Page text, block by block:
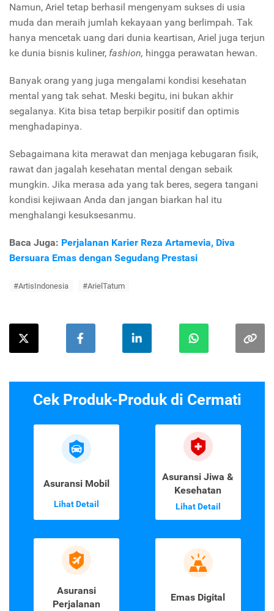
Namun, Ariel tetap berhasil mengenyam sukses di usia
muda dan meraih jumlah kekayaan yang berlimpah. Tak
hanya mencetak uang dari dunia keartisan, Ariel juga terjun
ke dunia bisnis kuliner, fashion, hingga perawatan hewan.
Banyak orang yang juga mengalami kondisi kesehatan
mental yang tak sehat. Meski begitu, ini bukan akhir
segalanya. Kita bisa tetap berpikir positif dan optimis
menghadapinya.
Sebagaimana kita merawat dan menjaga kebugaran fisik,
rawat dan jagalah kesehatan mental dengan sebaik
mungkin. Jika merasa ada yang tak beres, segera tangani
kondisi kejiwaan Anda dan jangan biarkan hal itu
menghalangi kesuksesanmu.
Baca Juga: Perjalanan Karier Reza Artamevia, Diva
Bersuara Emas dengan Segudang Prestasi
#ArtisIndonesia #ArielTatum
Cek Produk-Produk di Cermati
Asuransi Mobil
Lihat Detail
Asuransi Jiwa &
Kesehatan
Lihat Detail
Asuransi
Perjalanan
Emas Digital